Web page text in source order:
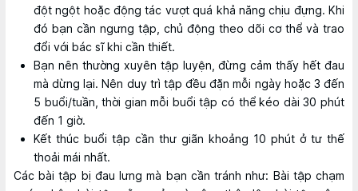
đột ngột hoặc động tác vượt quá khả năng chịu đựng. Khi
đó bạn cần ngưng tập, chủ động theo dõi cơ thể và trao
đổi với bác sĩ khi cần thiết.
Bạn nên thường xuyên tập luyện, đừng cảm thấy hết đau
mà dừng lại. Nên duy trì tập đều đặn mỗi ngày hoặc 3 đến
5 buổi/tuần, thời gian mỗi buổi tập có thể kéo dài 30 phút
đến 1 giờ.
Kết thúc buổi tập cần thư giãn khoảng 10 phút ở tư thế
thoải mái nhất.
Các bài tập bị đau lưng mà bạn cần tránh như: Bài tập chạm